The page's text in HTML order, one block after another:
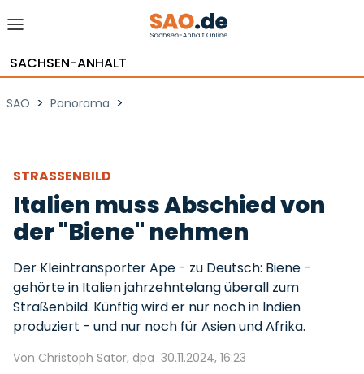
SACHSEN-ANHALT
SAO > Panorama >
STRASSENBILD
Italien muss Abschied von
der "Biene" nehmen
Der Kleintransporter Ape - zu Deutsch: Biene -
gehörte in Italien jahrzehntelang überall zum
Straßenbild. Künftig wird er nur noch in Indien
produziert - und nur noch für Asien und Afrika.
Von Christoph Sator, dpa 30.11.2024, 16:23